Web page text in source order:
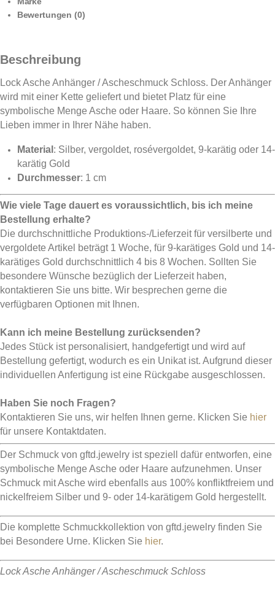
Bewertungen (0)
Beschreibung
Lock Asche Anhänger / Ascheschmuck Schloss. Der Anhänger
wird mit einer Kette geliefert und bietet Platz für eine
symbolische Menge Asche oder Haare. So können Sie Ihre
Lieben immer in Ihrer Nähe haben.
Material : Silber, vergoldet, rosévergoldet, 9-karätig oder 14-
karätig Gold
Durchmesser: 1 cm
Wie viele Tage dauert es voraussichtlich, bis ich meine
Bestellung erhalte?
Die durchschnittliche Produktions-/Lieferzeit für versilberte und
vergoldete Artikel beträgt 1 Woche, für 9-karätiges Gold und 14-
karätiges Gold durchschnittlich 4 bis 8 Wochen. Sollten Sie
besondere Wünsche bezüglich der Lieferzeit haben,
kontaktieren Sie uns bitte. Wir besprechen gerne die
verfügbaren Optionen mit Ihnen.
Kann ich meine Bestellung zurücksenden?
Jedes Stück ist personalisiert, handgefertigt und wird auf
Bestellung gefertigt, wodurch es ein Unikat ist. Aufgrund dieser
individuellen Anfertigung ist eine Rückgabe ausgeschlossen.
Haben Sie noch Fragen?
Kontaktieren Sie uns, wir helfen Ihnen gerne. Klicken Sie hier
für unsere Kontaktdaten.
Der Schmuck von gftd.jewelry ist speziell dafür entworfen, eine
symbolische Menge Asche oder Haare aufzunehmen. Unser
Schmuck mit Asche wird ebenfalls aus 100% konfliktfreiem und
nickelfreiem Silber und 9- oder 14-karätigem Gold hergestellt.
Die komplette Schmuckkollektion von gftd.jewelry finden Sie
bei Besondere Urne. Klicken Sie hier.
Lock Asche Anhänger / Ascheschmuck Schloss